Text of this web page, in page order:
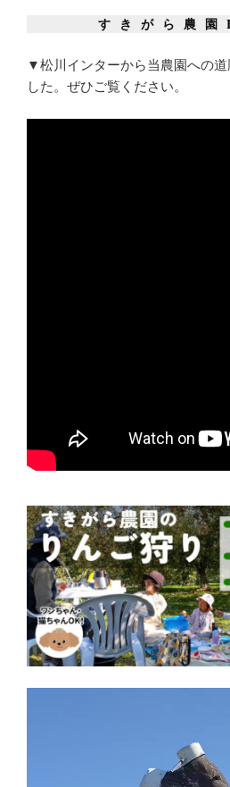
すきがら農
▼松川インターから当農園への道
した。ぜひご覧ください。